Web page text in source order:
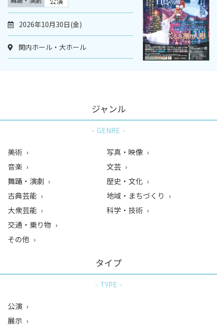
2026年10月30日(金)
関内ホール・大ホール
ジャンル
GENRE
美術
音楽
舞踊・演劇
古典芸能
大衆芸能
写真・映像
文芸
歴史・文化
地域・まちづくり
科学・技術
交通・乗り物
その他
タイプ
TYPE
公演
展示